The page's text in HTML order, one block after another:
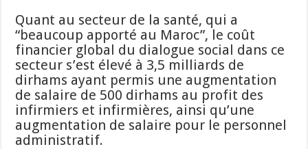
Quant au secteur de la santé, qui a
“beaucoup apporté au Maroc”, le coût
financier global du dialogue social dans ce
secteur s’est élevé à 3,5 milliards de
dirhams ayant permis une augmentation
de salaire de 500 dirhams au profit des
infirmiers et infirmières, ainsi qu’une
augmentation de salaire pour le personnel
administratif.